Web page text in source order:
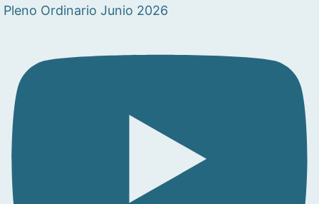
Pleno Ordinario Junio 2026